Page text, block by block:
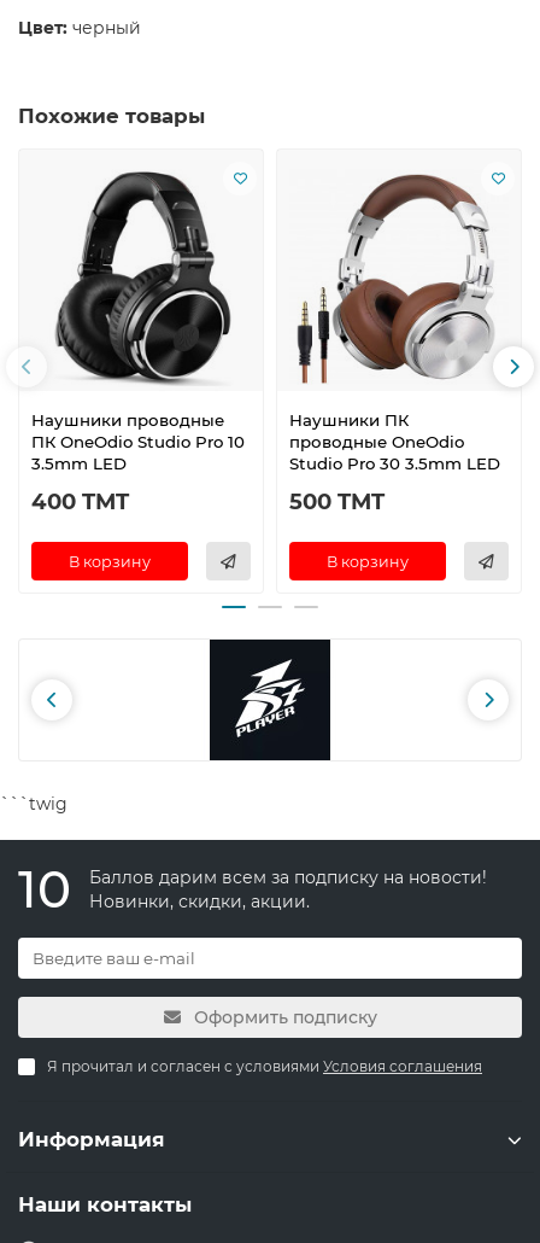
Цвет: черный
Похожие товары
Наушники проводные
ПК OneOdio Studio Pro 10
3.5mm LED
400 TMT
В корзину
Наушники ПК
проводные OneOdio
Studio Pro 30 3.5mm LED
500 TMT
В корзину
```twig
10
Баллов дарим всем за подписку на новости!
Новинки, скидки, акции.
Оформить подписку
Я прочитал и согласен с условиями Условия соглашения
Информация
Наши контакты